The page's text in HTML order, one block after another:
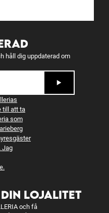
håll dig uppdaterad om
till att ta
som
Jag
.
LOJALITET
och få